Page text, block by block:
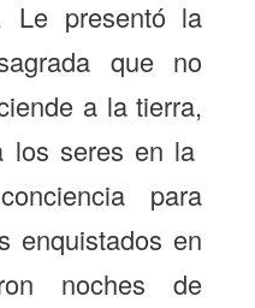
Le presentó la
que no
a la tierra,
los seres en la
para
enquistados en
noches de